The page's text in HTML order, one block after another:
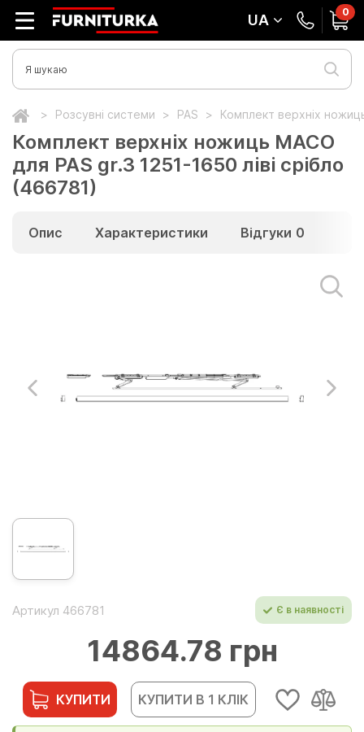
UA 0
Розсувні системи PAS Комплект верхніх
Комплект верхніх ножиць МАСО
для PAS gr.3 1251-1650 ліві срібло
(466781)
Опис Характеристики Відгуки 0
Артикул 466781 Є в наявності
14864.78 грн
КУПИТИ КУПИТИ В 1 КЛІК